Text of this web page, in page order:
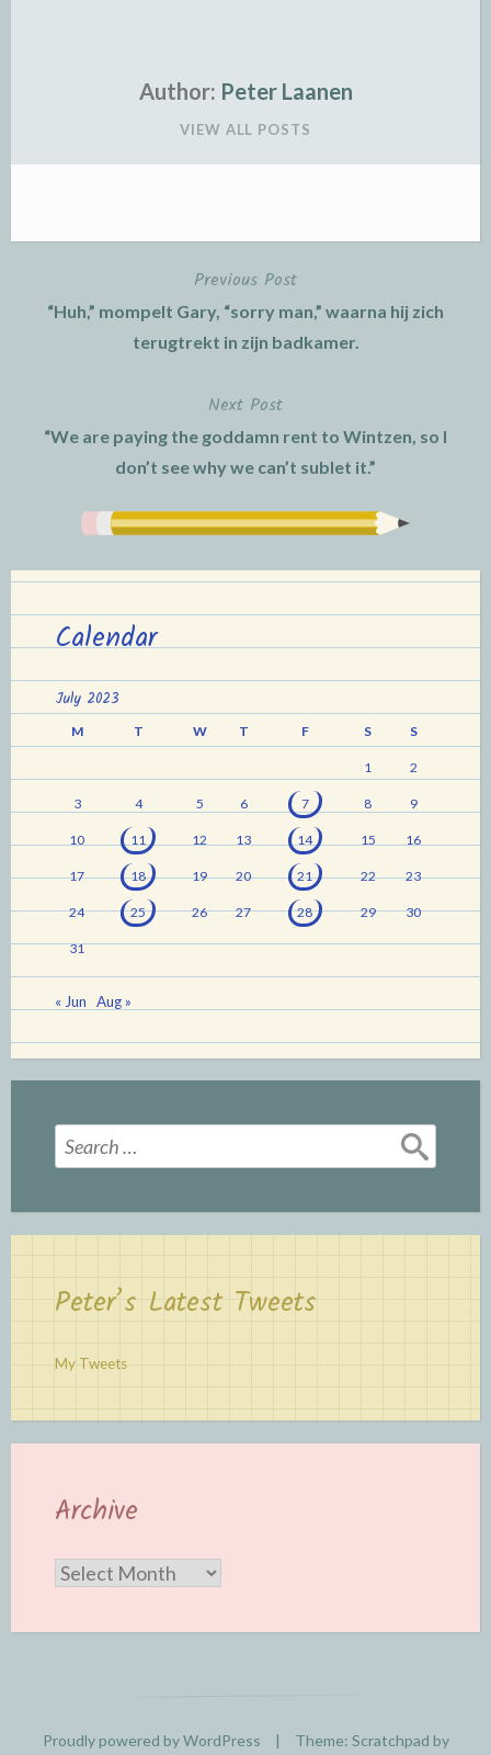
Author: Peter Laanen
VIEW ALL POSTS
navigation
Previous Post
“Huh,” mompelt Gary, “sorry man,” waarna hij zich
terugtrekt in zijn badkamer.
Next Post
“We are paying the goddamn rent to Wintzen, so I
don’t see why we can’t sublet it.”
Calendar
July 2023
M T W T F S S
1 2
3 4 5 6 7 8 9
10 11 12 13 14 15 16
17 18 19 20 21 22 23
24 25 26 27 28 29 30
31
« Jun Aug »
Search
for:
Peter’s Latest Tweets
My Tweets
Archive
Archive
Proudly powered by WordPress | Theme: Scratchpad by